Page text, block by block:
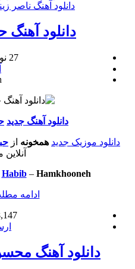
دانلود آهنگ ناصر
دانلود
27 نوامبر 2022
دانلود آهنگ جدید
دانلود موزیک جدید همخونه از
Habib– Hamkhooneh
ادامه
103,147
دانلود آهنگ